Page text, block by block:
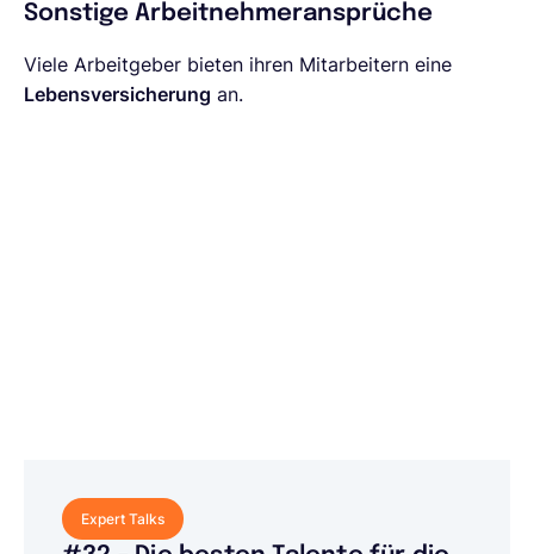
Sonstige Arbeitnehmeransprüche
Viele Arbeitgeber bieten ihren Mitarbeitern eine
Lebensversicherung an.
Expert Talks